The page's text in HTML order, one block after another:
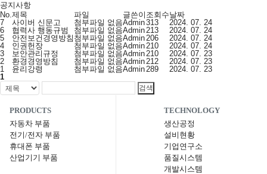
공지사항
No.제목 파일 글쓴이 조회수날짜
7
사이버 신문고 첨부파일 없음Admin313
2024. 07. 24
6
협력사 행동규범 첨부파일 없음Admin213
2024. 07. 24
5
안전보건경영방침 첨부파일 없음Admin206
2024. 07. 24
4
인권헌장 첨부파일 없음Admin210
2024. 07. 24
3
보안관리규정 첨부파일 없음Admin210
2024. 07. 23
2
환경경영방침 첨부파일 없음Admin212
2024. 07. 23
1
윤리강령 첨부파일 없음Admin289
2024. 07. 23
1
PRODUCTS
자동차 부품
전기/전자 부품
휴대폰 부품
산업기기 부품
TECHNOLOGY
생산공정
설비현황
기업연구소
품질시스템
개발시스템